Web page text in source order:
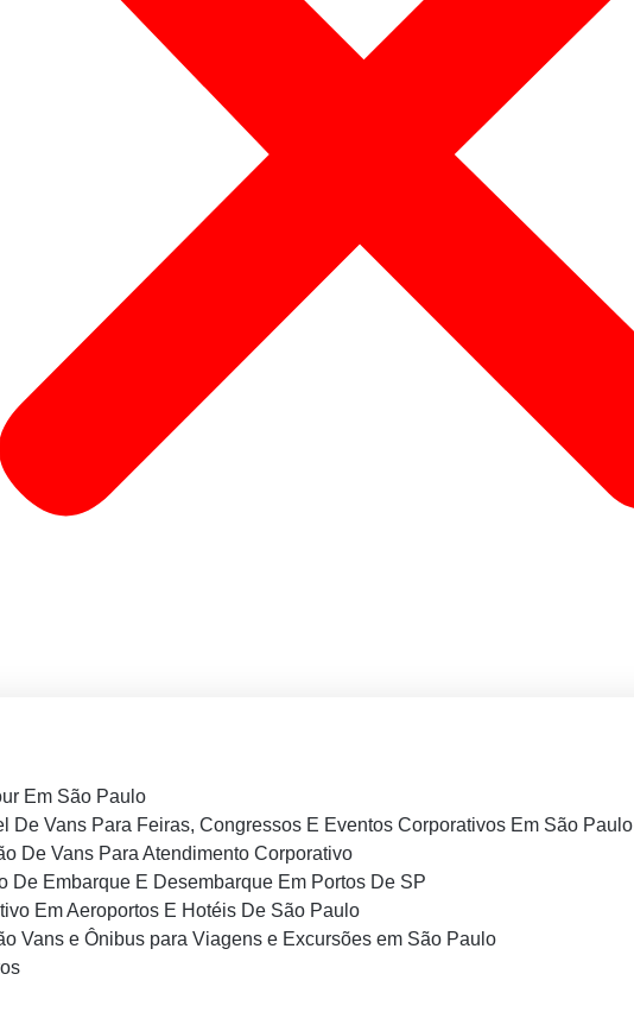
Em São Paulo
De Vans Para Feiras, Congressos E Eventos Corporativos Em São Paulo
De Vans Para Atendimento Corporativo
De Embarque E Desembarque Em Portos De SP
Em Aeroportos E Hotéis De São Paulo
Vans e Ônibus para Viagens e Excursões em São Paulo